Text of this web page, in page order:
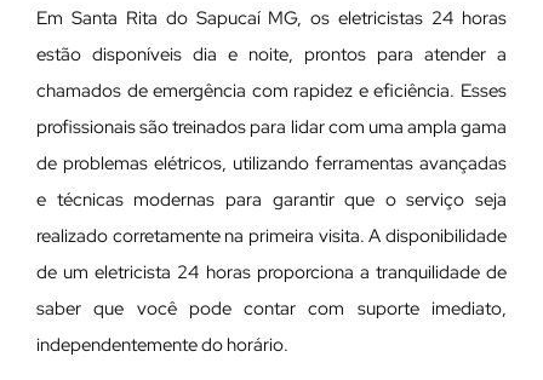
Em Santa Rita do Sapucaí MG, os eletricistas 24 horas
estão disponíveis dia e noite, prontos para atender a
chamados de emergência com rapidez e eficiência. Esses
profissionais são treinados para lidar com uma ampla gama
de problemas elétricos, utilizando ferramentas avançadas
e técnicas modernas para garantir que o serviço seja
realizado corretamente na primeira visita. A disponibilidade
de um eletricista 24 horas proporciona a tranquilidade de
saber que você pode contar com suporte imediato,
independentemente do horário.